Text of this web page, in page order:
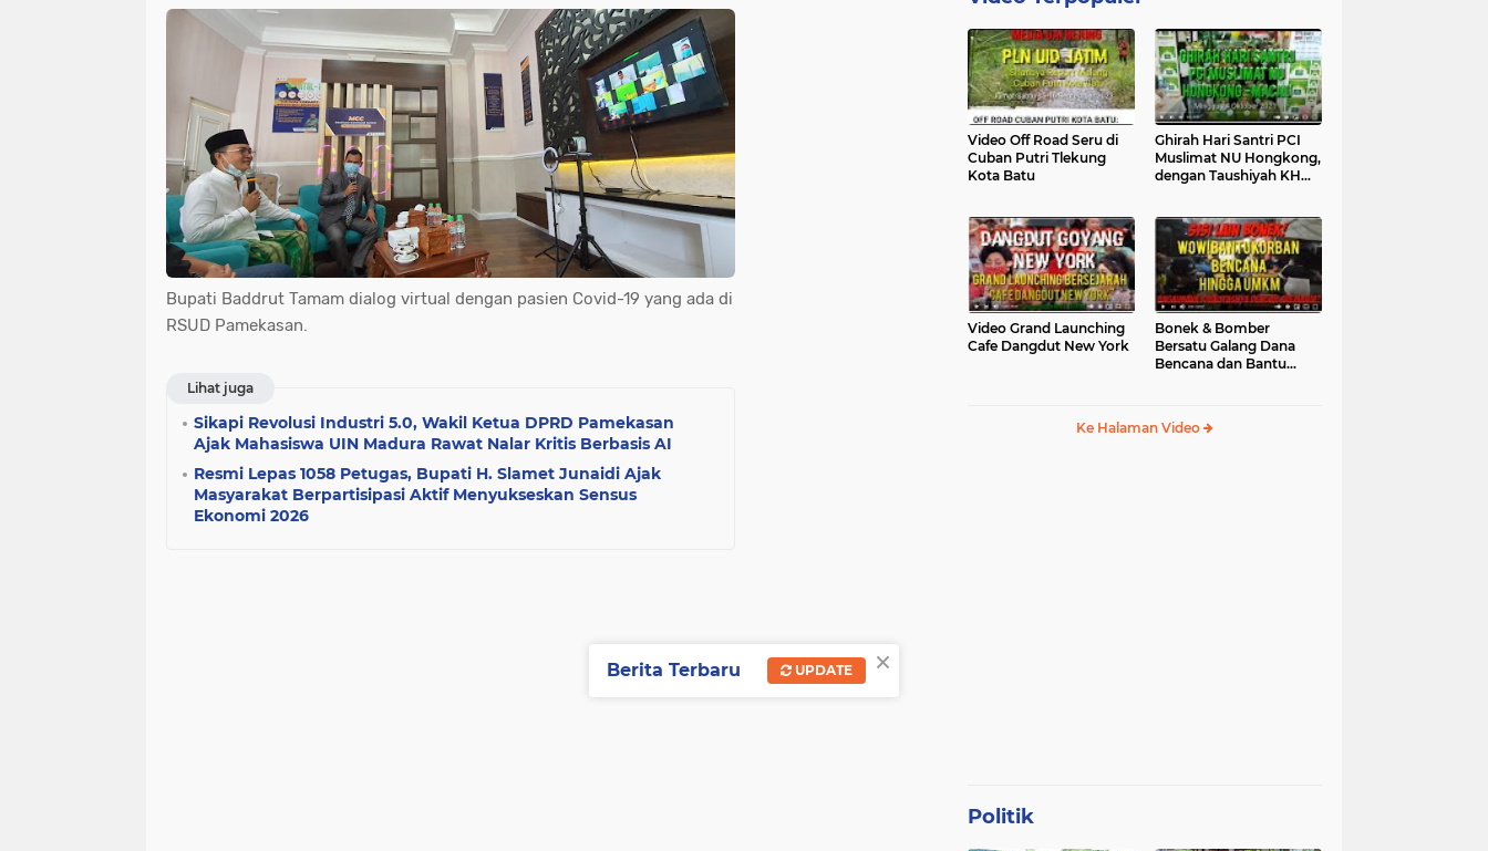
Bupati Baddrut Tamam dialog virtual dengan pasien Covid-19 yang ada di
RSUD Pamekasan.
Lihat juga
Sikapi Revolusi Industri 5.0, Wakil Ketua DPRD Pamekasan
Ajak Mahasiswa UIN Madura Rawat Nalar Kritis Berbasis AI
Resmi Lepas 1058 Petugas, Bupati H. Slamet Junaidi Ajak
Masyarakat Berpartisipasi Aktif Menyukseskan Sensus
Ekonomi 2026
Video Off Road Seru di
Cuban Putri Tlekung
Kota Batu
Ghirah Hari Santri PCI
Muslimat NU Hongkong,
dengan Taushiyah KH
Video Grand Launching
Cafe Dangdut New York
Bonek & Bomber
Bersatu Galang Dana
Bencana dan Bantu
Ke Halaman Video
Politik
×
Berita Terbaru UPDATE